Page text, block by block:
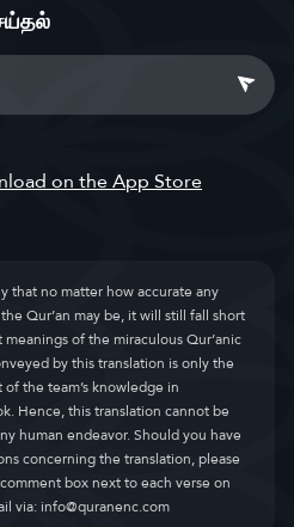
that no matter how accurate any
Qur’an may be, it will still fall short
of the miraculous Qur’anic
by this translation is only the
the team’s knowledge in
Hence, this translation cannot be
human endeavor. Should you have
concerning the translation, please
box next to each verse on
via:info@quranenc.com